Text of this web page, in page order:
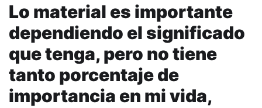
Lo material es importante
dependiendo el significado
que tenga, pero no tiene
tanto porcentaje de
importancia en mi vida,